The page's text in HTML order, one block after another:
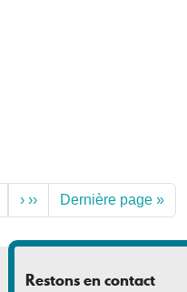
› ›› Dernière page »
Restons en contact